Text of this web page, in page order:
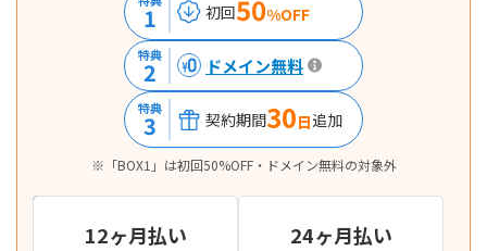
1 初回50%OFF
特典
2 ドメイン無料
特典
3 契約期間30日追加
※「BOX1」は初回50%OFF・ドメイン無料の対象外
12ヶ月払い 24ヶ月払い